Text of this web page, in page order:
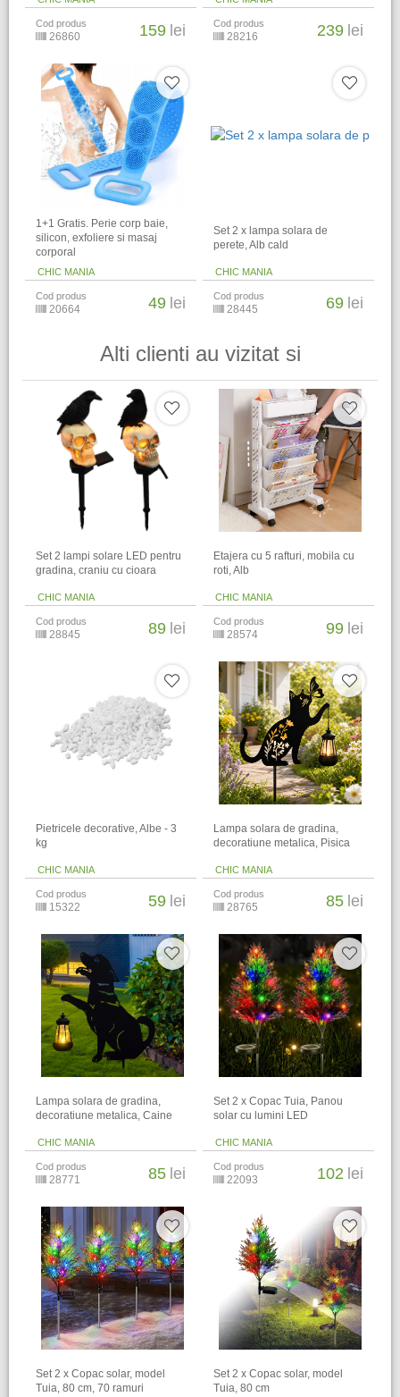
Cod produs
26860 159 lei Cod produs
28216 239 lei
1+1 Gratis. Perie corp baie,
silicon, exfoliere si masaj
corporal
CHIC MANIA
Cod produs
20664 49 lei
Set 2 x lampa solara de
perete, Alb cald
CHIC MANIA
Cod produs
28445 69 lei
Alti clienti au vizitat si
Set 2 lampi solare LED pentru
gradina, craniu cu cioara
CHIC MANIA
Cod produs
28845 89 lei
Etajera cu 5 rafturi, mobila cu
roti, Alb
CHIC MANIA
Cod produs
28574 99 lei
Pietricele decorative, Albe - 3
kg
CHIC MANIA
Cod produs
15322 59 lei
Lampa solara de gradina,
decoratiune metalica, Pisica
CHIC MANIA
Cod produs
28765 85 lei
Lampa solara de gradina,
decoratiune metalica, Caine
CHIC MANIA
Cod produs
28771 85 lei
Set 2 x Copac Tuia, Panou
solar cu lumini LED
CHIC MANIA
Cod produs
22093 102 lei
Set 2 x Copac solar, model
Tuia, 80 cm, 70 ramuri
Set 2 x Copac solar, model
Tuia, 80 cm